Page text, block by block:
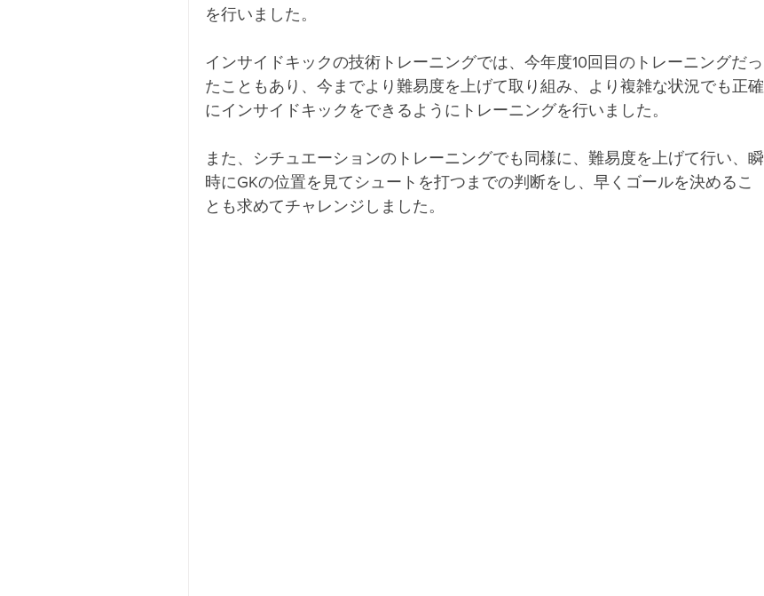
を行いました。
インサイドキックの技術トレーニングでは、今年度10回目のトレーニングだっ
たこともあり、今までより難易度を上げて取り組み、より複雑な状況でも正確
にインサイドキックをできるようにトレーニングを行いました。
また、シチュエーションのトレーニングでも同様に、難易度を上げて行い、瞬
時にGKの位置を見てシュートを打つまでの判断をし、早くゴールを決めるこ
とも求めてチャレンジしました。